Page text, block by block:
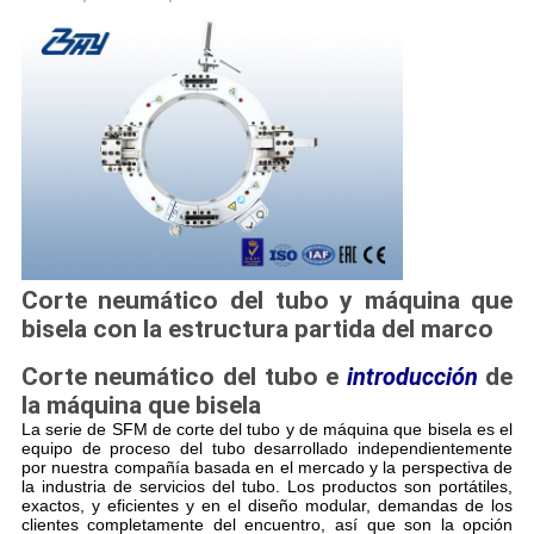
Corte neumático del tubo y máquina que
bisela con la estructura partida del marco
Corte neumático del tubo e introducción de
la máquina que bisela
La serie de SFM de corte del tubo y de máquina que bisela es el
equipo de proceso del tubo desarrollado independientemente
por nuestra compañía basada en el mercado y la perspectiva de
la industria de servicios del tubo. Los productos son portátiles,
exactos, y eficientes y en el diseño modular, demandas de los
clientes completamente del encuentro, así que son la opción